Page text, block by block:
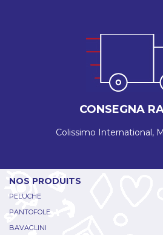
CONSEGNA
Colissimo International,
NOS PRODUITS
PELUCHE
PANTOFOLE
BAVAGLINI